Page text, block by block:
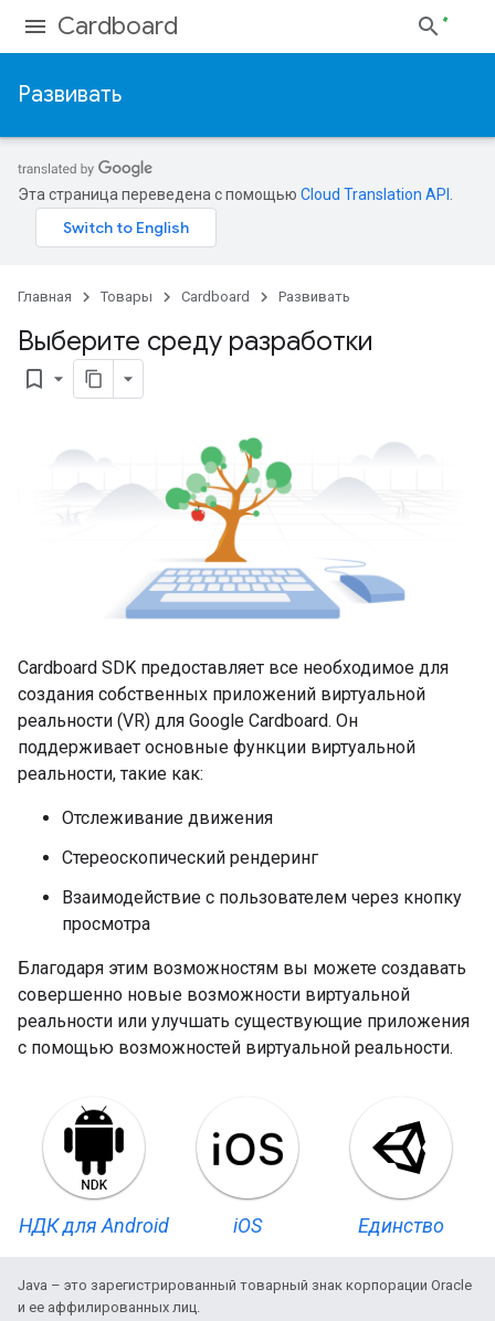
Cardboard
Развивать
Эта страница переведена с помощью Cloud Translation API
Главная Товары Cardboard Развивать
Выберите среду разработки
bookmark_border
Cardboard SDK предоставляет все необходимое для
создания собственных приложений виртуальной
реальности (VR) для Google Cardboard. Он
поддерживает основные функции виртуальной
реальности, такие как:
Отслеживание движения
Стереоскопический рендеринг
Взаимодействие с пользователем через кнопку
просмотра
Благодаря этим возможностям вы можете создавать
совершенно новые возможности виртуальной
реальности или улучшать существующие приложения
с помощью возможностей виртуальной реальности.
НДК для Android iOS Единство
Java – это зарегистрированный товарный знак корпорации Oracle
и ее аффилированных лиц.